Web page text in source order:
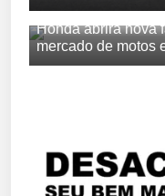
Honda abrirá nova
mercado de motos